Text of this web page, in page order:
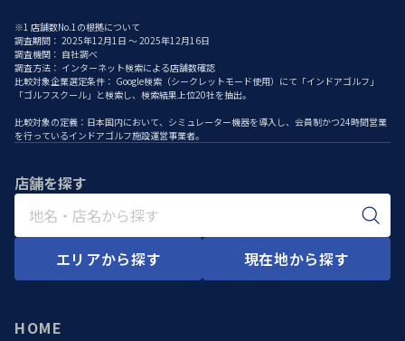
※1 店舗数No.1の根拠について
調査期間： 2025年12月1日 ～ 2025年12月16日
調査機関： 自社調べ
調査方法： インターネット検索による店舗数確認
比較対象企業選定条件： Google検索（シークレットモード使用）にて「インドアゴルフ」
「ゴルフスクール」と検索し、検索結果上位20社を抽出。
比較対象の定義：日本国内において、シミュレーター機器を導入し、会員制かつ24時間営業
を行っているインドアゴルフ施設運営事業者。
店舗を探す
エリアから探す 現在地から探す
HOME